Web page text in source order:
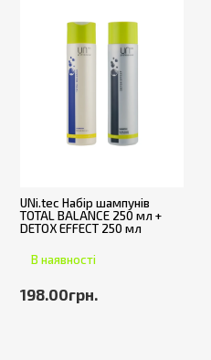
UNi.tec Набір шампунів
TOTAL BALANCE 250 мл +
DETOX EFFECT 250 мл
В наявності
198.00грн.